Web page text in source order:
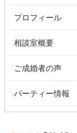
プロフィール
相談室概要
ご成婚者の声
パーティー情報